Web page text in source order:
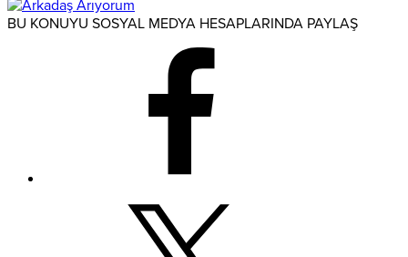
BU KONUYU SOSYAL MEDYA HESAPLARINDA PAYLAŞ